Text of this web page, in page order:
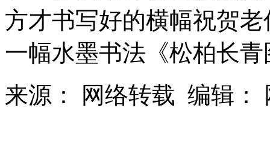
方才书写好的横幅祝贺
一幅水墨书法《松柏长
来源： 网络转载 编辑：